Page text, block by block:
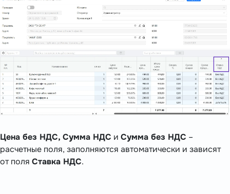
Цена без НДС, Сумма НДС и Сумма без НДС –
расчетные поля, заполняются автоматически и зависят
от поля Ставка НДС.